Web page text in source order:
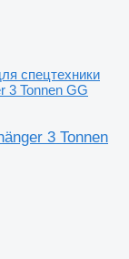
спецтехники
3 Tonnen GG
3 Tonnen